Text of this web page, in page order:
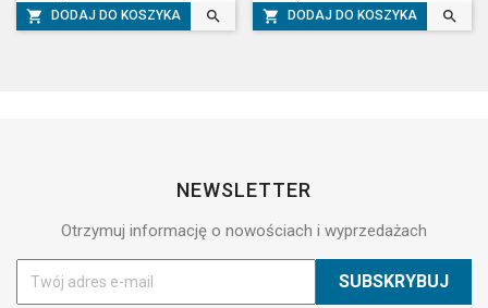
 DODAJ DO KOSZYKA   DODAJ DO KOSZYKA 
NEWSLETTER
Otrzymuj informację o nowościach i wyprzedażach